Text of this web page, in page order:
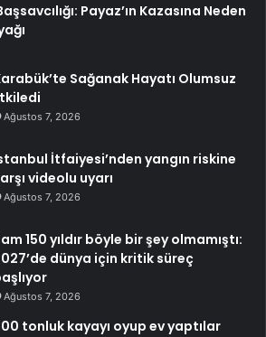
Payaz’ın Kazasına Neden
Sağanak Hayatı Olumsuz
Ağustos 7, 2026
İtfaiyesi’nden yangın riskine
videolu uyarı
Ağustos 7, 2026
150 yıldır böyle bir şey olmamıştı:
dünya için kritik süreç
Ağustos 7, 2026
tonluk kayayı oyup ev yaptılar